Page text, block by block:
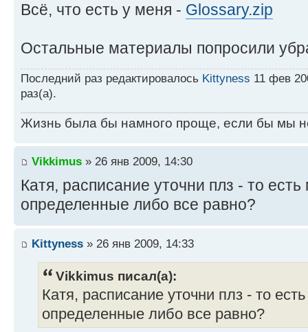
Всё, что есть у меня - Glossary.zip
Остальные материалы попросили
Последний раз редактировалось Kittyness 11 фев
раз(а).
Жизнь была бы намного проще, если бы мы
Vikkimus » 26 янв 2009, 14:30
Катя, расписание уточни плз - то
определенные либо все равно?
Kittyness » 26 янв 2009, 14:33
Vikkimus писал(а):
Катя, расписание уточни плз - то
определенные либо все равно?